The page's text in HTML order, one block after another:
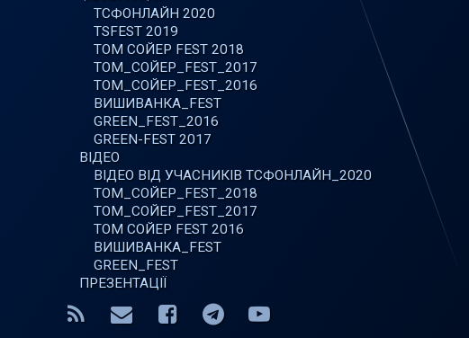
ТСФОНЛАЙН 2020
TSFEST 2019
ТОМ СОЙЕР FEST 2018
ТОМ_СОЙЕР_FEST_2017
ТОМ_СОЙЕР_FEST_2016
ВИШИВАНКА_FEST
GREEN_FEST_2016
GREEN-FEST 2017
ВІДЕО
ВІДЕО ВІД УЧАСНИКІВ ТСФОНЛАЙН_2020
ТОМ_СОЙЕР_FEST_2018
ТОМ_СОЙЕР_FEST_2017
ТОМ СОЙЕР FEST 2016
ВИШИВАНКА_FEST
GREEN_FEST
ПРЕЗЕНТАЦІЇ
RSS E-mailFacebook
TelegramYouTube